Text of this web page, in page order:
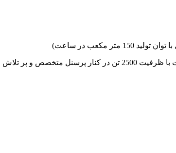
جهاد بتن با فضای کارگاهی و به کار گیری سه دستگاه بچینگ